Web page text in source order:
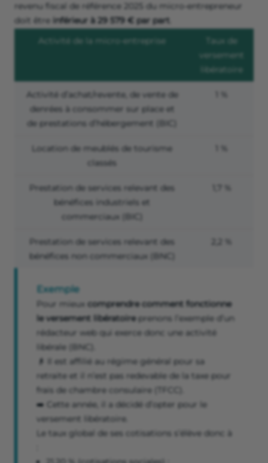
revenu fiscal de référence 2025 du micro-entrepreneur
doit être inférieur à 29 579 € par part
Activité de la micro-entreprise
Taux de
versement
libératoire
Activité d’achat/revente, de vente de
denrées à consommer sur place et
de prestations d’hébergement (BIC)
1 %
Location de meublés de tourisme
classés
1 %
Prestation de services relevant des
bénéfices industriels et
commerciaux (BIC)
1,7 %
Prestation de services relevant des
bénéfices non commerciaux (BNC)
2,2 %
Exemple
Pour mieux comprendre comment fonctionne
le versement libératoireprenons l’exemple d’un
rédacteur web qui exerce donc une activité
libérale (BNC).
👴 Il est affilié au régime général pour sa
retraite et il n’est pas redevable de la taxe pour
frais de chambre consulaire (TFCC).
➡️ Cette année, il a décidé d’opter pour le
versement libératoire.
Le taux global de ses cotisations s’élève donc à